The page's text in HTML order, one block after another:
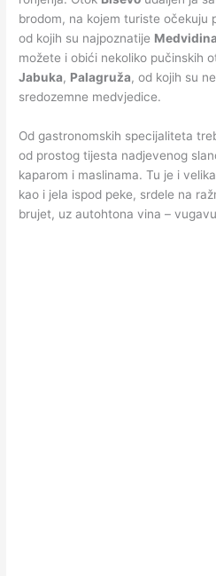
brodom, na kojem turiste očekuju
od kojih su najpoznatije Medvidina
možete i obići nekoliko pučinskih
Jabuka, Palagruža, od kojih su
sredozemne medvjedice.
Od gastronomskih specijaliteta
od prostog tijesta nadjevenog
kaparom i maslinama. Tu je i
kao i jela ispod peke, srdele na
brujet, uz autohtona vina –